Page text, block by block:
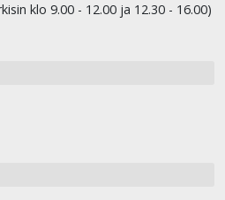
klo 9.00 - 12.00 ja 12.30 - 16.00)